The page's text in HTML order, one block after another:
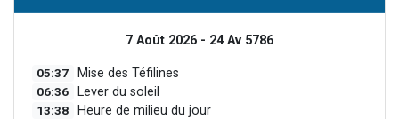
7 Août 2026 - 24 Av 5786
05:37 Mise des Téfilines
06:36 Lever du soleil
13:38 Heure de milieu du jour